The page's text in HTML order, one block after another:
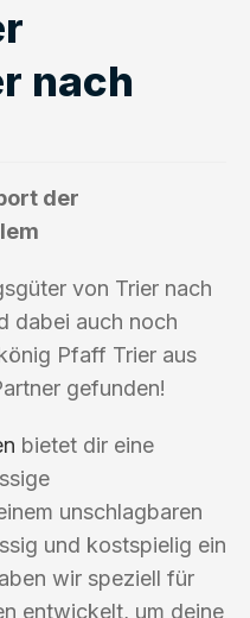
nach
der
von Trier nach
dabei auch noch
Pfaff Trier aus
gefunden!
bietet dir eine
unschlagbaren
und kostspielig ein
wir speziell für
entwickelt, um deine